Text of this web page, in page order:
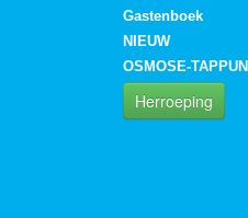
Gastenboek
NIEUW
OSMOSE-
Herroeping